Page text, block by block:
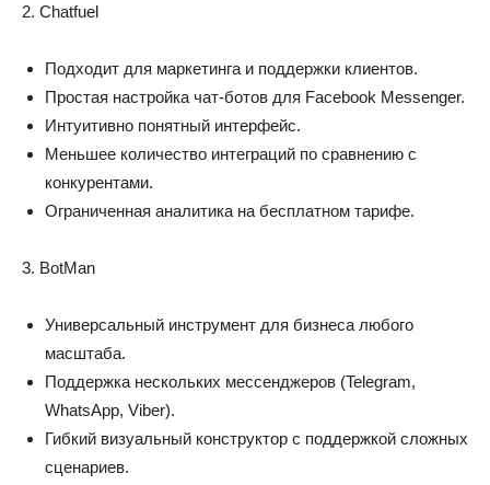
2. Chatfuel
Подходит для маркетинга и поддержки клиентов.
Простая настройка чат-ботов для Facebook Messenger.
Интуитивно понятный интерфейс.
Меньшее количество интеграций по сравнению с
конкурентами.
Ограниченная аналитика на бесплатном тарифе.
3. BotMan
Универсальный инструмент для бизнеса любого
масштаба.
Поддержка нескольких мессенджеров (Telegram,
WhatsApp, Viber).
Гибкий визуальный конструктор с поддержкой сложных
сценариев.